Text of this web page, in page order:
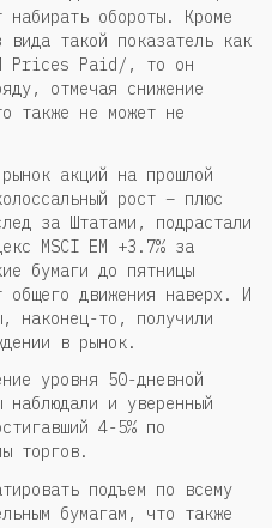
набирать обороты. Кроме
такой показатель как
Prices Paid/, то он
отмечая снижение
также не может не
акций на прошлой
рост – плюс
за Штатами, подрастали
MSCI EM +3.7% за
бумаги до пятницы
движения наверх. И
наконец-то, получили
в рынок.
уровня 50-дневной
и уверенный
4-5% по
торгов.
подъем по всему
бумагам, что также